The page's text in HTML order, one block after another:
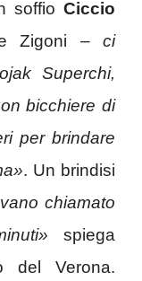
soffioCiccio
Zigoni –ci
Superchi,
bicchiere di
per brindare
. Un brindisi
chiamato
spiega
del Verona.